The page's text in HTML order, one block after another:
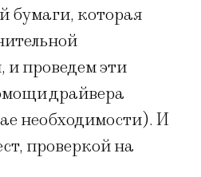
бумаги, которая
и проведем эти
драйвера
необходимости). И
проверкой на